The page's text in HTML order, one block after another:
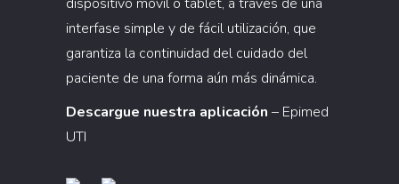
interfase simple y de fácil utilización, que
garantiza la continuidad del cuidado del
paciente de una forma aún más dinámica.
Descargue nuestra aplicación – Epimed
UTI